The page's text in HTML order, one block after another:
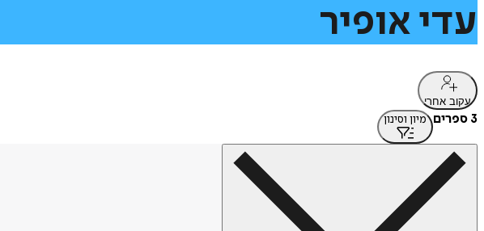
עדי אופיר
עקוב אחרי
3 ספרים מיון וסינון